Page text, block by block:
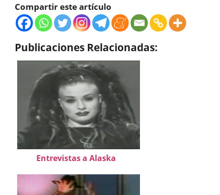
Compartir este artículo
Publicaciones Relacionadas:
Entrevistas a Alaska